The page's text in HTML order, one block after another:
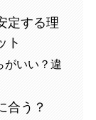
定する理
ト
がいい？違
合う？